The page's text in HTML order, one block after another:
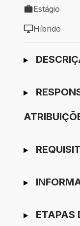
Tipo de vaga:
Estágio
Modelo de
Híbrido
Ir para
ETAPAS